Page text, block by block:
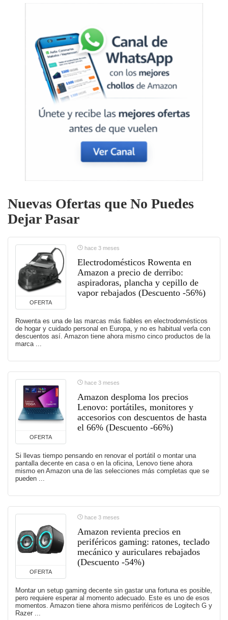
Nuevas Ofertas que No Puedes
Dejar Pasar
OFERTA
hace 3 meses
Electrodomésticos Rowenta en
Amazon a precio de derribo:
aspiradoras, plancha y cepillo de
vapor rebajados (Descuento -56%)
Rowenta es una de las marcas más fiables en electrodomésticos
de hogar y cuidado personal en Europa, y no es habitual verla con
descuentos así. Amazon tiene ahora mismo cinco productos de la
marca ...
OFERTA
hace 3 meses
Amazon desploma los precios
Lenovo: portátiles, monitores y
accesorios con descuentos de hasta
el 66% (Descuento -66%)
Si llevas tiempo pensando en renovar el portátil o montar una
pantalla decente en casa o en la oficina, Lenovo tiene ahora
mismo en Amazon una de las selecciones más completas que se
pueden ...
OFERTA
hace 3 meses
Amazon revienta precios en
periféricos gaming: ratones, teclado
mecánico y auriculares rebajados
(Descuento -54%)
Montar un setup gaming decente sin gastar una fortuna es posible,
pero requiere esperar al momento adecuado. Este es uno de esos
momentos. Amazon tiene ahora mismo periféricos de Logitech G y
Razer ...